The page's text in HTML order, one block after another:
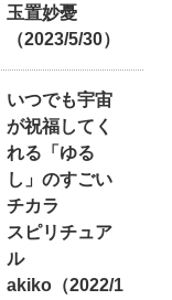
玉置妙憂
（2023/5/30）
いつでも宇宙
が祝福してく
れる「ゆる
し」のすごい
チカラ
スピリチュア
ル
akiko（2022/1